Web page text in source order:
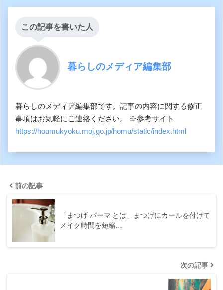
この記事を書いた人
暮らしのメディア編集部
暮らしのメディア編集部です。記事の内容に関する修正
事項はお気軽にご連絡ください。 ※参考サイト
https://houmukyoku.moj.go.jp/homu/static/index.html
前の記事
「まつげ パーマ とは」まつげにカールを付けて
メイク時間を短縮…
次の記事